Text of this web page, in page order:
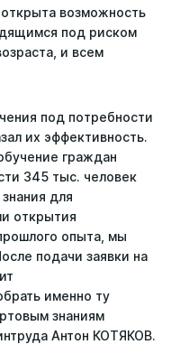
возможность
под риском
и всем
под потребности
их эффективность.
граждан
345 тыс. человек
для
открытия
опыта, мы
подачи заявки на
именно ту
знаниям
Антон КОТЯКОВ.